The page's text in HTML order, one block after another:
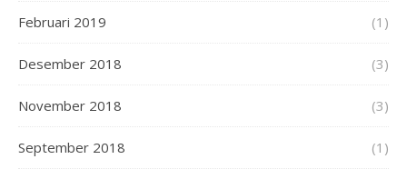
Februari 2019 (1)
Desember 2018 (3)
November 2018 (3)
September 2018 (1)